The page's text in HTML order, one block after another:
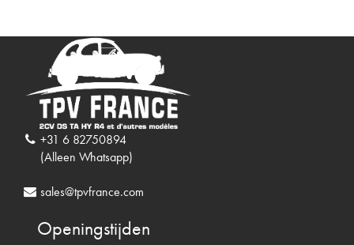
+31 6 82750894
(Alleen Whatsapp)
sales@tpvfrance.com
Openingstijden